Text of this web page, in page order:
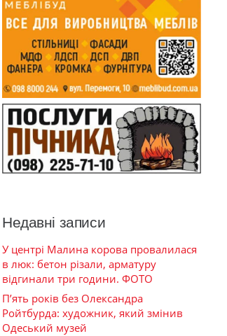
Недавні записи
У центрі Малина корова провалилася
в люк: бетон різали, арматуру
відгинали три години. ФОТО
П’ять років без Олександра
Ройтбурда: художник, який змінив
Одеський музей